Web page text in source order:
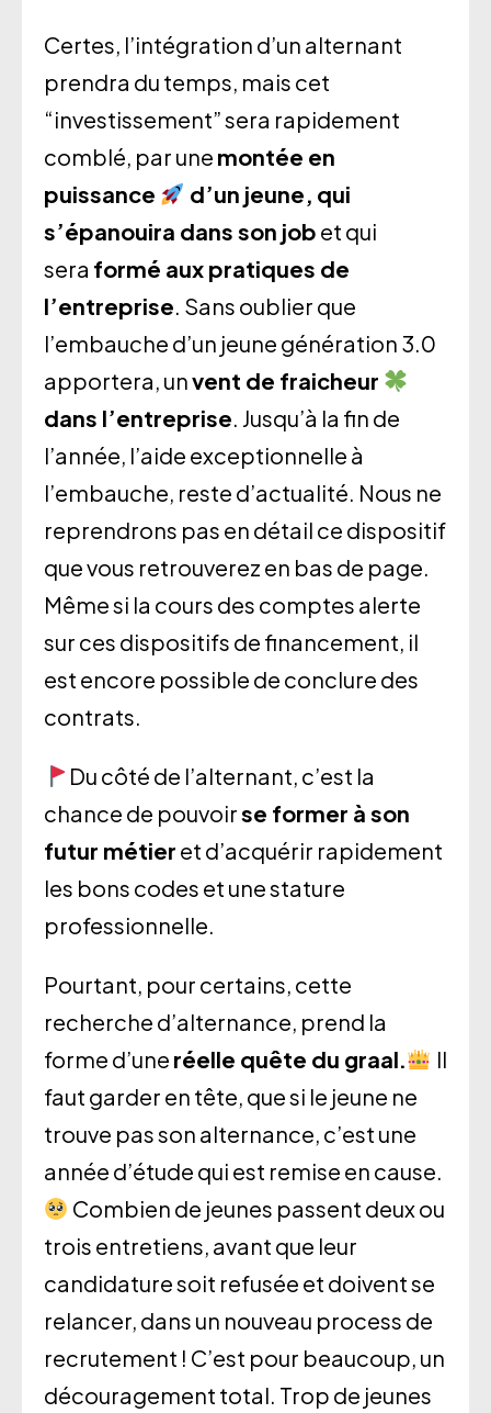
Certes, l’intégration d’un alternant
prendra du temps, mais cet
“investissement” sera rapidement
comblé, par une montée en
puissance
d’un jeune, qui
s’épanouira dans son job et qui
sera formé aux pratiques de
l’entreprise. Sans oublier que
l’embauche d’un jeune génération 3.0
apportera, unvent de fraicheur
dans l’entreprise. Jusqu’à la fin de
l’année, l’aide exceptionnelle à
l’embauche, reste d’actualité. Nous ne
reprendrons pas en détail ce dispositif
que vous retrouverez en bas de page.
Même si la cours des comptes alerte
sur ces dispositifs de financement, il
est encore possible de conclure des
contrats.
Du côté de l’alternant, c’est la
chance de pouvoirse former à son
futur métier et d’acquérir rapidement
les bons codes et une stature
professionnelle.
Pourtant, pour certains, cette
recherche d’alternance, prend la
forme d’une réelle quête du graal.
Il
faut garder en tête, que si le jeune ne
trouve pas son alternance, c’est une
année d’étude qui est remise en cause.
Combien de jeunes passent deux ou
trois entretiens, avant que leur
candidature soit refusée et doivent se
relancer, dans un nouveau process de
recrutement ! C’est pour beaucoup, un
découragement total. Trop de jeunes